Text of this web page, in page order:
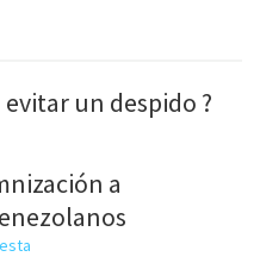
un despido ?
a